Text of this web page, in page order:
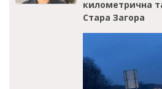
километрична
Стара Загора